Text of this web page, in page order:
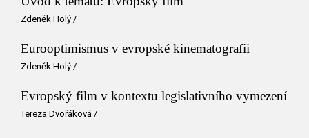
Zdeněk Holý /
Eurooptimismus v evropské kinematografii
Zdeněk Holý /
Evropský film v kontextu legislativního vymezení
Tereza Dvořáková /